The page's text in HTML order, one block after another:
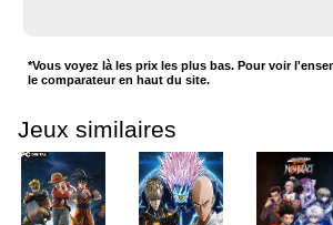
*Vous voyez là les prix les plus bas. Pour voir
le comparateur en haut du site.
Jeux similaires